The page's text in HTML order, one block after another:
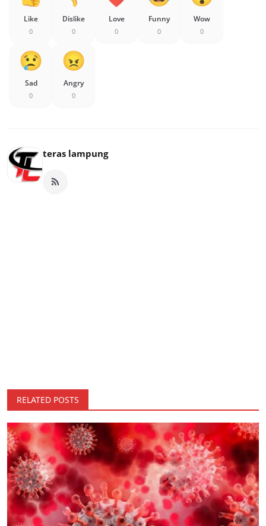
Like
0
Dislike
0
Love
0
Funny
0
Wow
0
Sad
0
Angry
0
teras lampung
RELATED POSTS